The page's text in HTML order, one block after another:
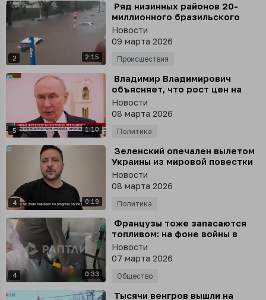
2 2:15
⁣ Ряд низинных районов 20-
миллионного бразильского
Сан-Паулу ушли под воду на
фоне дождей, затопив тысячи
автомобилей
Новости
09 марта 2026
Происшествия
5 1:10
⁣ Владимир Владимирович
объясняет, что рост цен на
энергоносители - результат
действий Запада и Украины
Новости
08 марта 2026
Политика
4 0:19
⁣ Зеленский опечален вылетом
Украины из мировой повестки
Новости
08 марта 2026
Политика
4 0:33
⁣ Французы тоже запасаются
топливом: на фоне войны в
Иране и скачка цен люди
скупают бензин канистрами
Новости
07 марта 2026
Общество
⁣ Тысячи венгров вышли на